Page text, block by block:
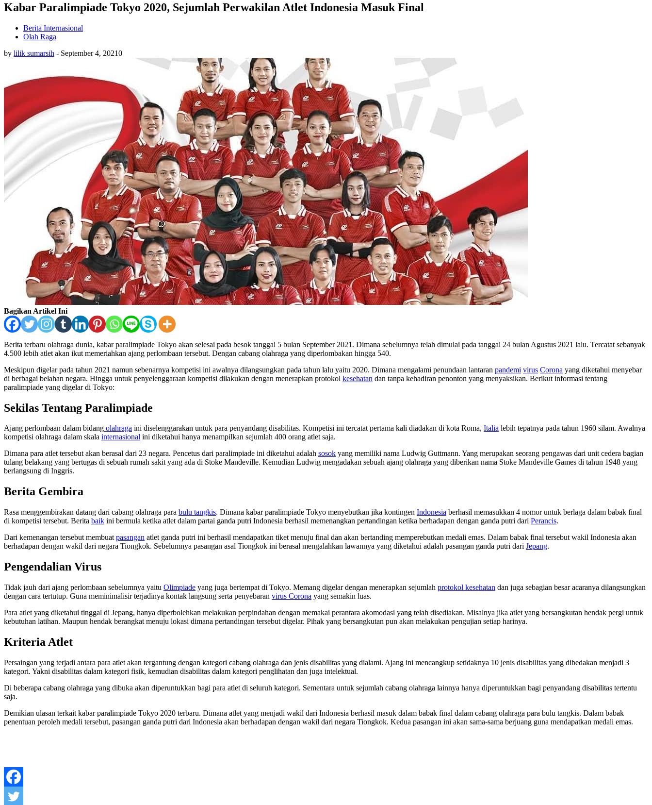
Kabar Paralimpiade Tokyo 2020, Sejumlah Perwakilan Atlet Indonesia Masuk Final
Berita Internasional
Olah Raga
by lilik sumarsih - September 4, 20210
Bagikan Artikel Ini
Berita terbaru olahraga dunia, kabar paralimpiade Tokyo akan selesai pada besok tanggal 5 bulan September 2021. Dimana sebelumnya telah dimulai pada tanggal 24 bulan Agustus 2021 lalu. Tercatat sebanyak
4.500 lebih atlet akan ikut memeriahkan ajang perlombaan tersebut. Dengan cabang olahraga yang diperlombakan hingga 540.
Meskipun digelar pada tahun 2021 namun sebenarnya kompetisi ini awalnya dilangsungkan pada tahun lalu yaitu 2020. Dimana mengalami penundaan lantaran pandemi virus Corona yang diketahui menyebar
di berbagai belahan negara. Hingga untuk penyelenggaraan kompetisi dilakukan dengan menerapkan protokol kesehatan dan tanpa kehadiran penonton yang menyaksikan. Berikut informasi tentang
paralimpiade yang digelar di Tokyo:
Sekilas Tentang Paralimpiade
Ajang perlombaan dalam bidang olahraga ini diselenggarakan untuk para penyandang disabilitas. Kompetisi ini tercatat pertama kali diadakan di kota Roma, Italia lebih tepatnya pada tahun 1960 silam. Awalnya
kompetisi olahraga dalam skala internasional ini diketahui hanya menampilkan sejumlah 400 orang atlet saja.
Dimana para atlet tersebut akan berasal dari 23 negara. Pencetus dari paralimpiade ini diketahui adalah sosok yang memiliki nama Ludwig Guttmann. Yang merupakan seorang pengawas dari unit cedera bagian
tulang belakang yang bertugas di sebuah rumah sakit yang ada di Stoke Mandeville. Kemudian Ludwig mengadakan sebuah ajang olahraga yang diberikan nama Stoke Mandeville Games di tahun 1948 yang
berlangsung di Inggris.
Berita Gembira
Rasa menggembirakan datang dari cabang olahraga para bulu tangkis. Dimana kabar paralimpiade Tokyo menyebutkan jika kontingen Indonesia berhasil memasukkan 4 nomor untuk berlaga dalam babak final
di kompetisi tersebut. Berita baik ini bermula ketika atlet dalam partai ganda putri Indonesia berhasil memenangkan pertandingan ketika berhadapan dengan ganda putri dari Perancis.
Dari kemenangan tersebut membuat pasangan atlet ganda putri ini berhasil mendapatkan tiket menuju final dan akan bertanding memperebutkan medali emas. Dalam babak final tersebut wakil Indonesia akan
berhadapan dengan wakil dari negara Tiongkok. Sebelumnya pasangan asal Tiongkok ini berasal mengalahkan lawannya yang diketahui adalah pasangan ganda putri dari Jepang.
Pengendalian Virus
Tidak jauh dari ajang perlombaan sebelumnya yaitu Olimpiade yang juga bertempat di Tokyo. Memang digelar dengan menerapkan sejumlah protokol kesehatan dan juga sebagian besar acaranya dilangsungkan
dengan cara tertutup. Guna meminimalisir terjadinya kontak langsung serta penyebaran virus Corona yang semakin luas.
Para atlet yang diketahui tinggal di Jepang, hanya diperbolehkan melakukan perpindahan dengan memakai perantara akomodasi yang telah disediakan. Misalnya jika atlet yang bersangkutan hendak pergi untuk
kebutuhan latihan. Maupun hendak berangkat menuju lokasi dimana pertandingan tersebut digelar. Pihak yang bersangkutan pun akan melakukan pengujian setiap harinya.
Kriteria Atlet
Persaingan yang terjadi antara para atlet akan tergantung dengan kategori cabang olahraga dan jenis disabilitas yang dialami. Ajang ini mencangkup setidaknya 10 jenis disabilitas yang dibedakan menjadi 3
kategori. Yakni disabilitas dalam kategori fisik, kemudian disabilitas dalam kategori penglihatan dan juga intelektual.
Di beberapa cabang olahraga yang dibuka akan diperuntukkan bagi para atlet di seluruh kategori. Sementara untuk sejumlah cabang olahraga lainnya hanya diperuntukkan bagi penyandang disabilitas tertentu
saja.
Demikian ulasan terkait kabar paralimpiade Tokyo 2020 terbaru. Dimana atlet yang menjadi wakil dari Indonesia berhasil masuk dalam babak final dalam cabang olahraga para bulu tangkis. Dalam babak
penentuan peroleh medali tersebut, pasangan ganda putri dari Indonesia akan berhadapan dengan wakil dari negara Tiongkok. Kedua pasangan ini akan sama-sama berjuang guna mendapatkan medali emas.